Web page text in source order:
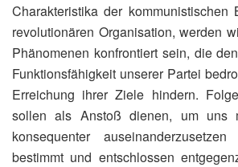
Charakteristika der kommunistischen
revolutionären Organisation, werden
Phänomenen konfrontiert sein, die
Funktionsfähigkeit unserer Partei
Erreichung ihrer Ziele hindern.
sollen als Anstoß dienen, um uns
konsequenter
bestimmt und entschlossen